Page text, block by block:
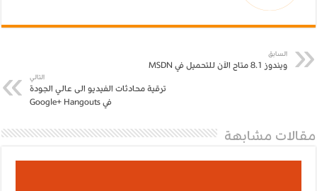
السابق
ويندوز 8.1 متاح الآن للتحميل في MSDN
التالي
ترقية محادثات الفيديو الى عالي الجودة
في Google+ Hangouts
مقالات مشابهة